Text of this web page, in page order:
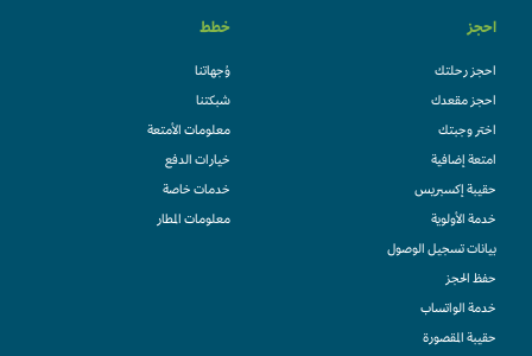
احجز
احجز رحلتك
احجز مقعدك
اختر وجبتك
امتعة إضافية
حقيبة إكسبريس
خدمة الأولوية
بيانات تسجيل الوصول
حفظ الحجز
خدمة الواتساب
حقيبة المقصورة
خطط
وُجهاتنا
شبكتنا
معلومات الأمتعة
خيارات الدفع
خدمات خاصة
معلومات المطار